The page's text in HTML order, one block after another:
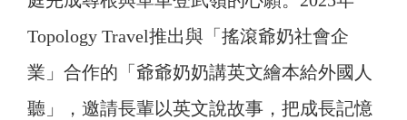
Topology Travel推出與「搖滾爺奶社會企
業」合作的「爺爺奶奶講英文繪本給外國人
聽」，邀請長輩以英文說故事，把成長記憶